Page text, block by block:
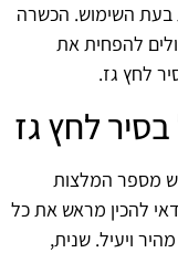
בעת השימוש. הכשרה
להפחית את
לחץ גז.
לחץ גז
מספר המלצות
להכין מראש את כל
ויעיל. שנית,